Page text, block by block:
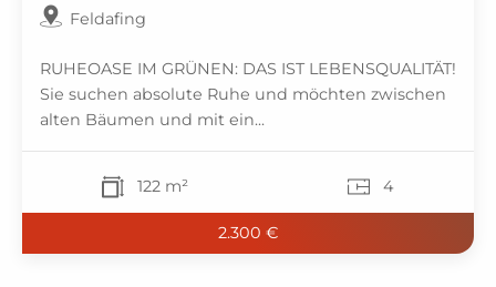
Feldafing
RUHEOASE IM GRÜNEN: DAS IST LEBENSQUALITÄT!
Sie suchen absolute Ruhe und möchten zwischen
alten Bäumen und mit ein...
122 m² 4
2.300 €